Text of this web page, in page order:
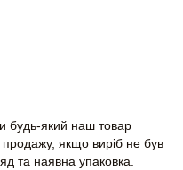
будь-який наш товар
продажу, якщо виріб не був
та наявна упаковка.